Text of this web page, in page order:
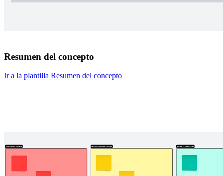
Resumen del concepto
Ir a la plantilla Resumen del concepto